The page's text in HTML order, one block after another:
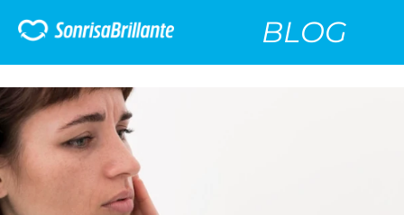
BLOG